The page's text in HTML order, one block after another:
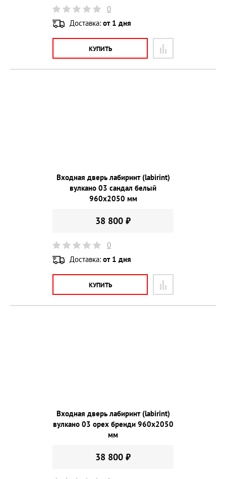
0
Доставка: от 1 дня
КУПИТЬ
Входная дверь лабиринт (labirint)
вулкано 03 сандал белый
960х2050 мм
38 800 ₽
0
Доставка: от 1 дня
КУПИТЬ
Входная дверь лабиринт (labirint)
вулкано 03 орех бренди 960х2050
мм
38 800 ₽